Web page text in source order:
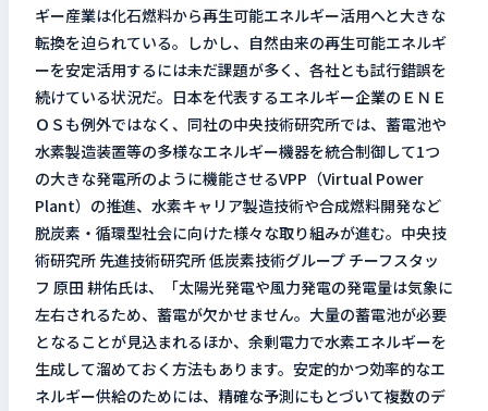
ギー産業は化石燃料から再生可能エネルギー活用へと大きな
転換を迫られている。しかし、自然由来の再生可能エネルギ
ーを安定活用するには未だ課題が多く、各社とも試行錯誤を
続けている状況だ。日本を代表するエネルギー企業のＥＮＥ
ＯＳも例外ではなく、同社の中央技術研究所では、蓄電池や
水素製造装置等の多様なエネルギー機器を統合制御して1つ
の大きな発電所のように機能させるVPP（Virtual Power
Plant）の推進、水素キャリア製造技術や合成燃料開発など
脱炭素・循環型社会に向けた様々な取り組みが進む。中央技
術研究所 先進技術研究所 低炭素技術グループ チーフスタッ
フ 原田 耕佑氏は、「太陽光発電や風力発電の発電量は気象に
左右されるため、蓄電が欠かせません。大量の蓄電池が必要
となることが見込まれるほか、余剰電力で水素エネルギーを
生成して溜めておく方法もあります。安定的かつ効率的なエ
ネルギー供給のためには、精確な予測にもとづいて複数のデ